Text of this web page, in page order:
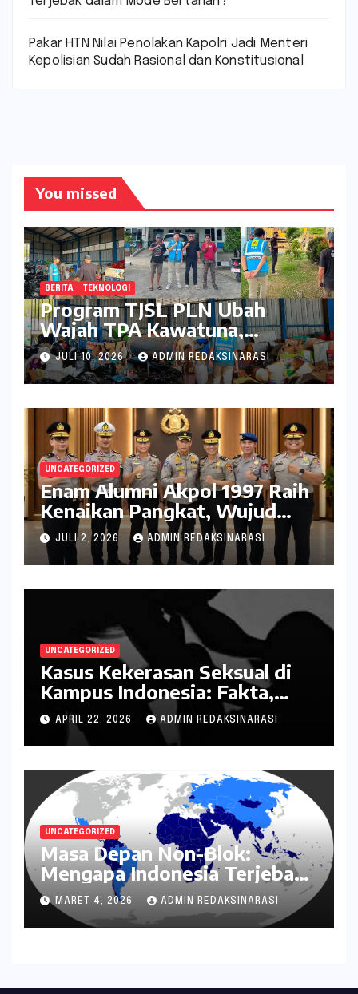
Pakar HTN Nilai Penolakan Kapolri Jadi Menteri
Kepolisian Sudah Rasional dan Konstitusional
You missed
BERITA TEKNOLOGI
Program TJSL PLN Ubah
Wajah TPA Kawatuna,
Sampah Kini Bernilai Ekonomi
dan Lingkungan
JULI 10, 2026 ADMIN REDAKSINARASI
UNCATEGORIZED
Enam Alumni Akpol 1997 Raih
Kenaikan Pangkat, Wujud
Penghargaan atas Pengabdian
kepada Negara
JULI 2, 2026 ADMIN REDAKSINARASI
UNCATEGORIZED
Kasus Kekerasan Seksual di
Kampus Indonesia: Fakta,
Pola Berulang, dan Tantangan
Penanganannya
APRIL 22, 2026 ADMIN REDAKSINARASI
UNCATEGORIZED
Masa Depan Non-Blok:
Mengapa Indonesia Terjebak
dalam Mode Bertahan?
MARET 4, 2026 ADMIN REDAKSINARASI